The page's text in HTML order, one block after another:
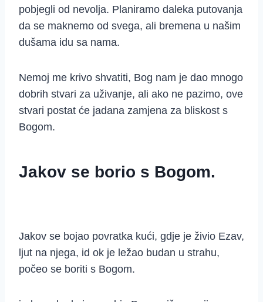
pobjegli od nevolja. Planiramo daleka putovanja
da se maknemo od svega, ali bremena u našim
dušama idu sa nama.
Nemoj me krivo shvatiti, Bog nam je dao mnogo
dobrih stvari za uživanje, ali ako ne pazimo, ove
stvari postat će jadana zamjena za bliskost s
Bogom.
Jakov se borio s Bogom.
Jakov se bojao povratka kući, gdje je živio Ezav,
ljut na njega, id ok je ležao budan u strahu,
počeo se boriti s Bogom.